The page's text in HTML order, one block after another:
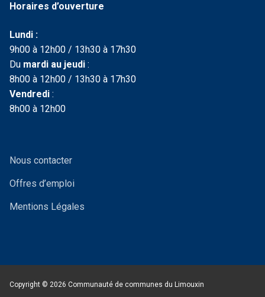
Horaires d’ouverture
Lundi :
9h00 à 12h00 / 13h30 à 17h30
Du mardi au jeudi :
8h00 à 12h00 / 13h30 à 17h30
Vendredi :
8h00 à 12h00
Nous contacter
Offres d’emploi
Mentions Légales
Copyright © 2026 Communauté de communes du Limouxin